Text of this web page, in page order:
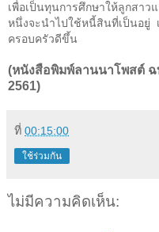
เพื่อเป็นทุนการศึกษาให้ลูกสาว
หนึ่งจะนำไปใช้หนี้สินที่เป็นอยู่
ครอบครัวดีขึ้น
(หนังสือพิมพ์ลานนาโพสต์ ฉ
2561)
ที่ 00:15:00
ใช้ร่วมกัน
ไม่มีความคิดเห็น: